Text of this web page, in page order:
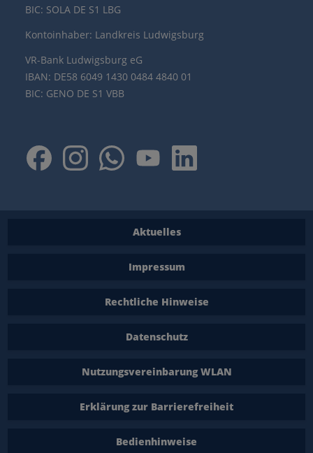
BIC: SOLA DE S1 LBG
Kontoinhaber: Landkreis Ludwigsburg
VR-Bank Ludwigsburg eG
IBAN: DE58 6049 1430 0484 4840 01
BIC: GENO DE S1 VBB
Aktuelles
Impressum
Rechtliche Hinweise
Datenschutz
Nutzungsvereinbarung WLAN
Erklärung zur Barrierefreiheit
Bedienhinweise